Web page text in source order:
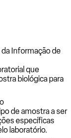
da Informação de
que
biológica para
de amostra a ser
específicas
laboratório.